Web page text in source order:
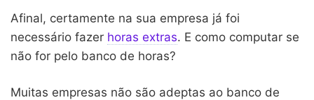
Afinal, certamente na sua empresa já foi
necessário fazer horas extras. E como computar se
não for pelo banco de horas?
Muitas empresas não são adeptas ao banco de